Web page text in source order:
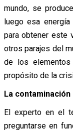
mundo, se
luego esa
para obtener este
otros parajes del
de los
propósito de la
La
El experto en el
preguntarse en